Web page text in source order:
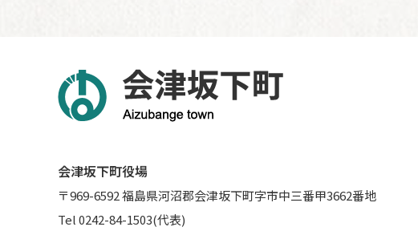
会津坂下町役場
〒969-6592 福島県河沼郡会津坂下町字市中三番甲3662番地
Tel 0242-84-1503(代表)